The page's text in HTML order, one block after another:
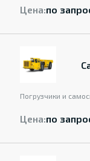
Цена:по
Погрузчики и
Цена:по